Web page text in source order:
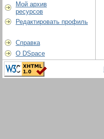
Мой архив
ресурсов
Редактировать профиль
Справка
О DSpace